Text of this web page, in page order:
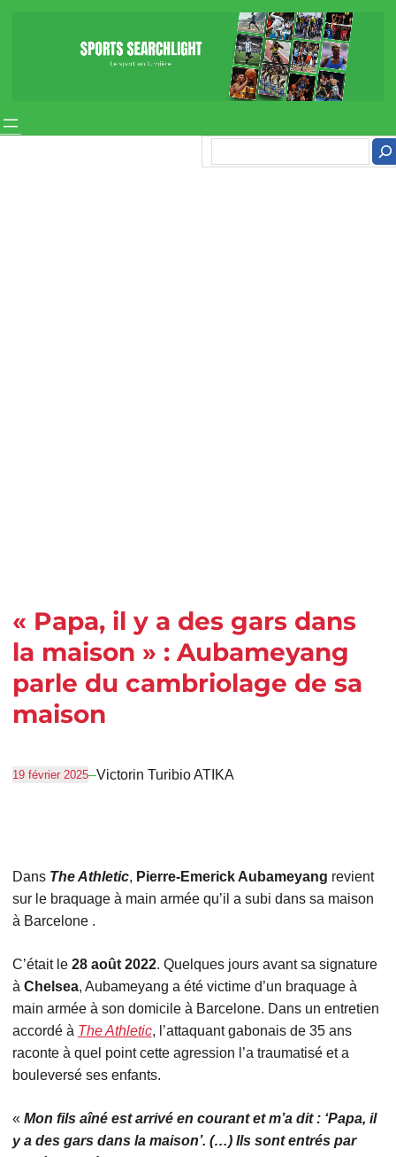
« Papa, il y a des gars dans
la maison » : Aubameyang
parle du cambriolage de sa
maison
19 février 2025–Victorin Turibio ATIKA
Dans The Athletic, Pierre-Emerick Aubameyang revient
sur le braquage à main armée qu’il a subi dans sa maison
à Barcelone .
C’était le 28 août 2022. Quelques jours avant sa signature
à Chelsea, Aubameyang a été victime d’un braquage à
main armée à son domicile à Barcelone. Dans un entretien
accordé à The Athletic, l’attaquant gabonais de 35 ans
raconte à quel point cette agression l’a traumatisé et a
bouleversé ses enfants.
« Mon fils aîné est arrivé en courant et m’a dit : ‘Papa, il
y a des gars dans la maison’. (…) Ils sont entrés par